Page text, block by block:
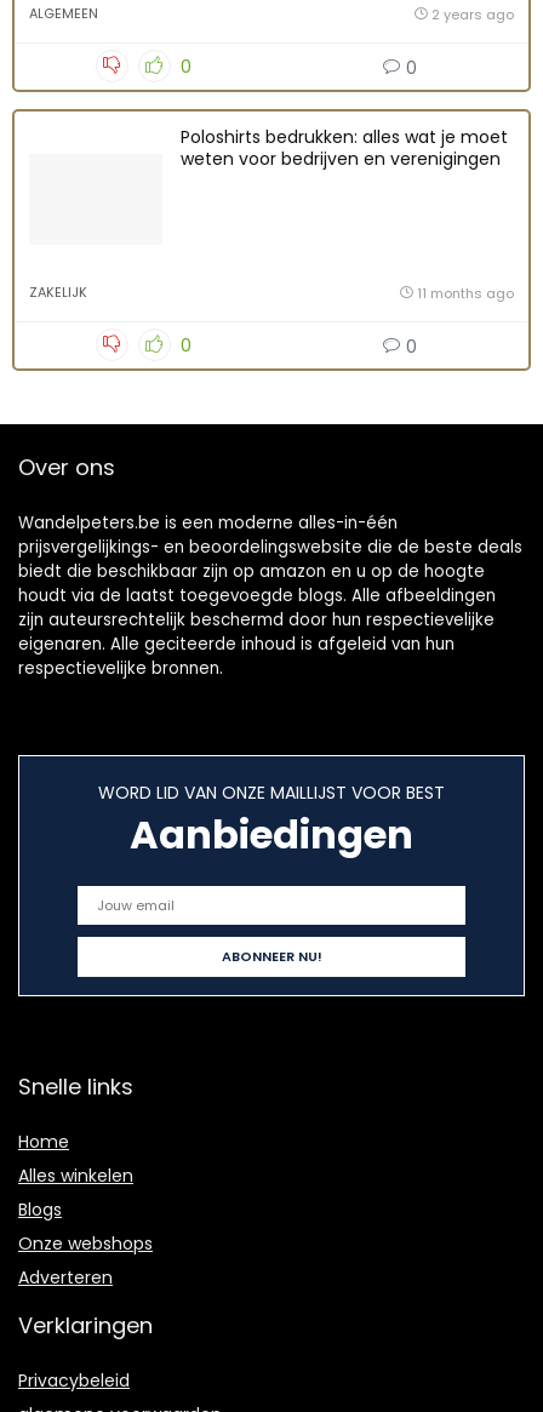
ALGEMEEN 2 years ago
0 0
Poloshirts bedrukken: alles wat je moet
weten voor bedrijven en verenigingen
ZAKELIJK 11 months ago
0 0
Over ons
Wandelpeters.be is een moderne alles-in-één
prijsvergelijkings- en beoordelingswebsite die de beste deals
biedt die beschikbaar zijn op amazon en u op de hoogte
houdt via de laatst toegevoegde blogs. Alle afbeeldingen
zijn auteursrechtelijk beschermd door hun respectievelijke
eigenaren. Alle geciteerde inhoud is afgeleid van hun
respectievelijke bronnen.
WORD LID VAN ONZE MAILLIJST VOOR BEST
Aanbiedingen
Snelle links
Home
Alles winkelen
Blogs
Onze webshops
Adverteren
Verklaringen
Privacybeleid